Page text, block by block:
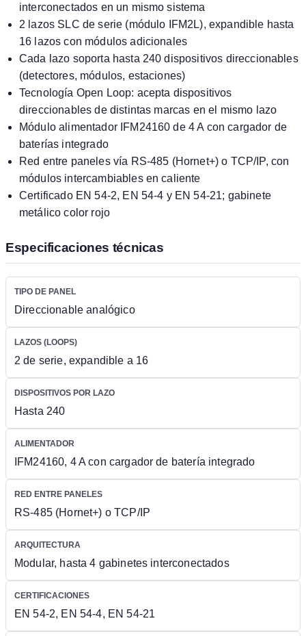
interconectados en un mismo sistema
2 lazos SLC de serie (módulo IFM2L), expandible hasta
16 lazos con módulos adicionales
Cada lazo soporta hasta 240 dispositivos direccionables
(detectores, módulos, estaciones)
Tecnología Open Loop: acepta dispositivos
direccionables de distintas marcas en el mismo lazo
Módulo alimentador IFM24160 de 4 A con cargador de
baterías integrado
Red entre paneles vía RS-485 (Hornet+) o TCP/IP, con
módulos intercambiables en caliente
Certificado EN 54-2, EN 54-4 y EN 54-21; gabinete
metálico color rojo
Especificaciones técnicas
TIPO DE PANEL
Direccionable analógico
LAZOS (LOOPS)
2 de serie, expandible a 16
DISPOSITIVOS POR LAZO
Hasta 240
ALIMENTADOR
IFM24160, 4 A con cargador de batería integrado
RED ENTRE PANELES
RS-485 (Hornet+) o TCP/IP
ARQUITECTURA
Modular, hasta 4 gabinetes interconectados
CERTIFICACIONES
EN 54-2, EN 54-4, EN 54-21